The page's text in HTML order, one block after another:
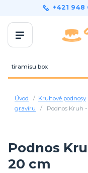
+421 948
Úvod Kruhové podnosy
gravíru
Podnos Kruh
Podnos
20 cm